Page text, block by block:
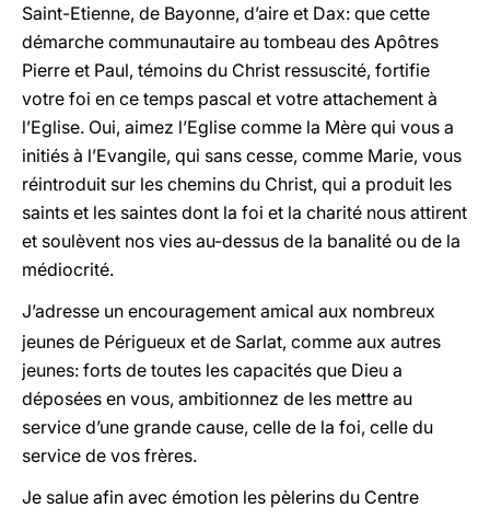
Saint-Etienne, de Bayonne, d’aire et Dax: que cette
démarche communautaire au tombeau des Apôtres
Pierre et Paul, témoins du Christ ressuscité, fortifie
votre foi en ce temps pascal et votre attachement à
l’Eglise. Oui, aimez l’Eglise comme la Mère qui vous a
initiés à l’Evangile, qui sans cesse, comme Marie, vous
réintroduit sur les chemins du Christ, qui a produit les
saints et les saintes dont la foi et la charité nous attirent
et soulèvent nos vies au-dessus de la banalité ou de la
médiocrité.
J’adresse un encouragement amical aux nombreux
jeunes de Périgueux et de Sarlat, comme aux autres
jeunes: forts de toutes les capacités que Dieu a
déposées en vous, ambitionnez de les mettre au
service d’une grande cause, celle de la foi, celle du
service de vos frères.
Je salue afin avec émotion les pèlerins du Centre